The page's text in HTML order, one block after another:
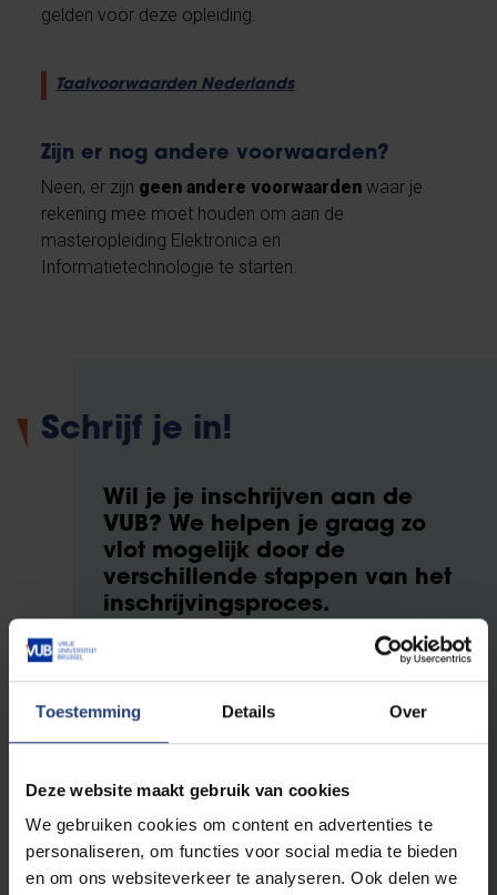
Toestemming Details Over
Deze website maakt gebruik van cookies
We gebruiken cookies om content en advertenties te
personaliseren, om functies voor social media te bieden
en om ons websiteverkeer te analyseren. Ook delen we
gelden voor deze opleiding.
Taalvoorwaarden Nederlands
Zijn er nog andere voorwaarden?
Neen, er zijn geen andere voorwaarden waar je
rekening mee moet houden om aan de
masteropleiding Elektronica en
Informatietechnologie te starten.
Schrijf je in!
Wil je je inschrijven aan de
VUB? We helpen je graag zo
vlot mogelijk door de
verschillende stappen van het
inschrijvingsproces.
Start je inschrijving
inschrijvingsprocedure?
Ontdek handige tips, een stap-voor-stap
gids om je in te schrijven en vind een
antwoord op de meestgestelde vragen.